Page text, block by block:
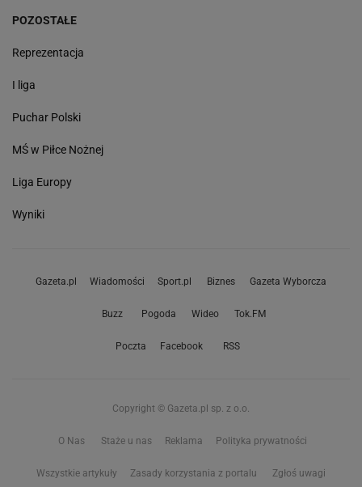
POZOSTAŁE
Reprezentacja
I liga
Puchar Polski
MŚ w Piłce Nożnej
Liga Europy
Wyniki
Gazeta.pl Wiadomości Sport.pl Biznes Gazeta Wyborcza
Buzz Pogoda Wideo Tok.FM
Poczta Facebook RSS
Copyright © Gazeta.pl sp. z o.o.
O Nas Staże u nas Reklama Polityka prywatności
Wszystkie artykuły Zasady korzystania z portalu Zgłoś uwagi